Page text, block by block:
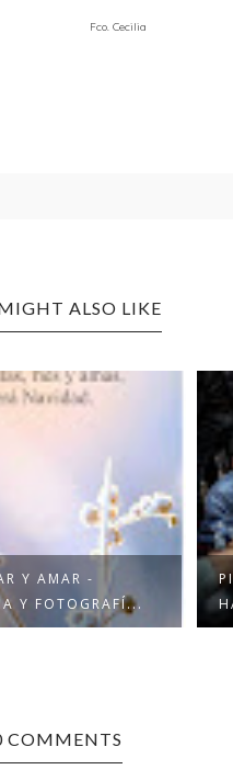
Fco. Cecilia
ALSO LIKE
Y AMAR -
Y FOTOGRAFÍ...
COMMENTS